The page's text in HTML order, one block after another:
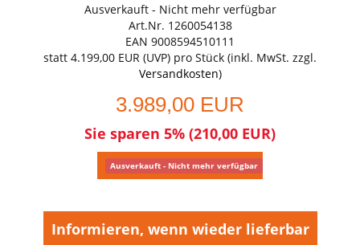
Ausverkauft - Nicht mehr verfügbar
Art.Nr. 1260054138
EAN 9008594510111
statt 4.199,00 EUR (UVP) pro Stück (inkl. MwSt. zzgl.
Versandkosten)
3.989,00 EUR
Sie sparen 5% (210,00 EUR)
Ausverkauft - Nicht mehr verfügbar
Informieren, wenn wieder lieferbar